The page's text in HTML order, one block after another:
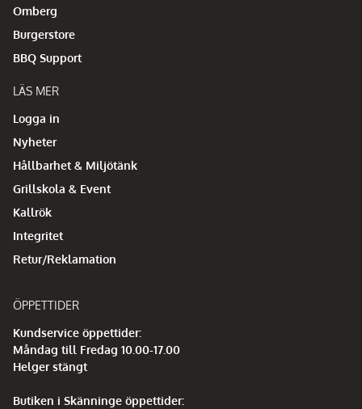
Omberg
Burgerstore
BBQ Support
LÄS MER
Logga in
Nyheter
Hållbarhet & Miljötänk
Grillskola & Event
Kallrök
Integritet
Retur/Reklamation
ÖPPETTIDER
Kundservice öppettider:
Måndag till Fredag 10.00-17.00
Helger stängt
Butiken i Skänninge öppettider: